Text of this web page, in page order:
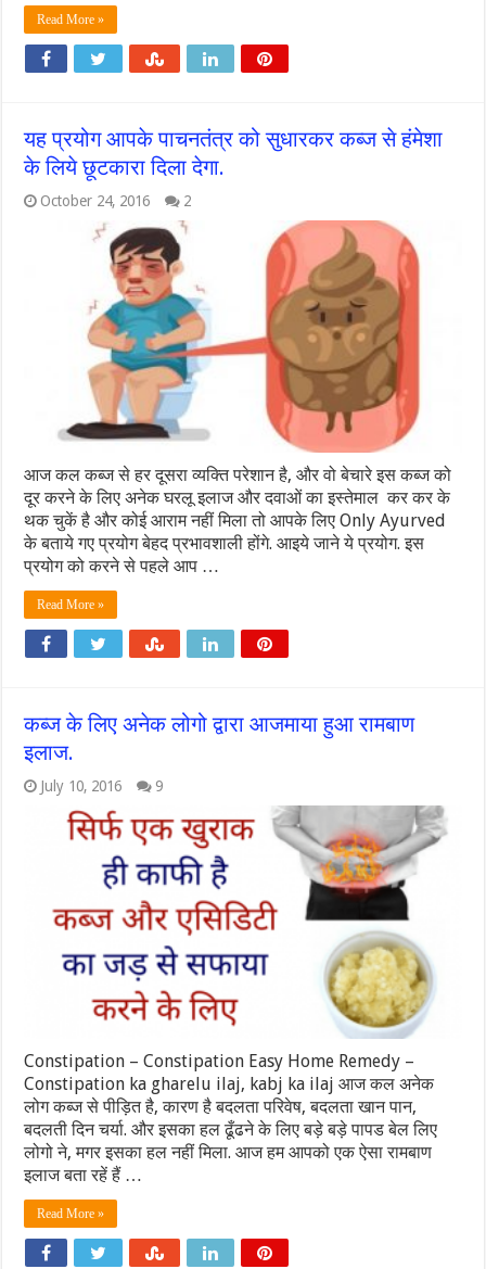
Read More »
यह प्रयोग आपके पाचनतंत्र को सुधारकर कब्ज से हंमेशा
के लिये छूटकारा दिला देगा.
October 24, 2016 2
आज कल कब्ज से हर दूसरा व्यक्ति परेशान है, और वो बेचारे इस कब्ज को
दूर करने के लिए अनेक घरलू इलाज और दवाओं का इस्तेमाल कर कर के
थक चुकें है और कोई आराम नहीं मिला तो आपके लिए Only Ayurved
के बताये गए प्रयोग बेहद प्रभावशाली होंगे. आइये जाने ये प्रयोग. इस
प्रयोग को करने से पहले आप …
Read More »
कब्ज के लिए अनेक लोगो द्वारा आजमाया हुआ रामबाण
इलाज.
July 10, 2016 9
Constipation – Constipation Easy Home Remedy –
Constipation ka gharelu ilaj, kabj ka ilaj आज कल अनेक
लोग कब्ज से पीड़ित है, कारण है बदलता परिवेष, बदलता खान पान,
बदलती दिन चर्या. और इसका हल ढूँढने के लिए बड़े बड़े पापड बेल लिए
लोगो ने, मगर इसका हल नहीं मिला. आज हम आपको एक ऐसा रामबाण
इलाज बता रहें हैं …
Read More »